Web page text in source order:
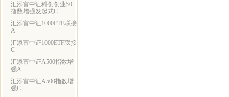
汇添富中证科创创业50
指数增强发起式C
汇添富中证1000ETF联接
A
汇添富中证1000ETF联接
C
汇添富中证A500指数增
强A
汇添富中证A500指数增
强C